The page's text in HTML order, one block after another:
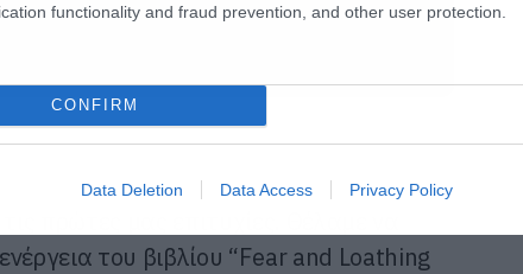
functionality and fraud prevention, and other user protection.
CONFIRM
Data Deletion Data Access Privacy Policy
πρώτες μας επιτυχίες. Θέλαμε να
του βιβλίου “Fear and Loathing